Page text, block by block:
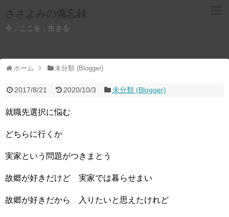
ささよみの備忘録
今，ここを，生きる
ホーム 未分類 (Blogger)
2017/8/21 2020/10/3 未分類 (Blogger)
就職先選択に悩む
どちらに行くか
実家という問題がつきまとう
故郷が好きだけど 実家では暮らせまい
故郷が好きだから 入りたいと思えたけれど